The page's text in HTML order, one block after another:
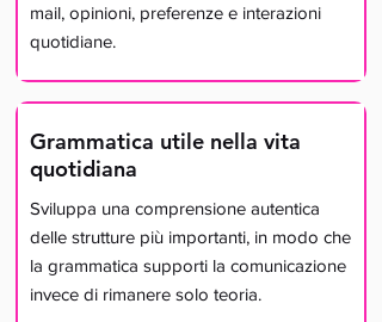
mail, opinioni, preferenze e interazioni
quotidiane.
Grammatica utile nella vita
quotidiana
Sviluppa una comprensione autentica
delle strutture più importanti, in modo che
la grammatica supporti la comunicazione
invece di rimanere solo teoria.